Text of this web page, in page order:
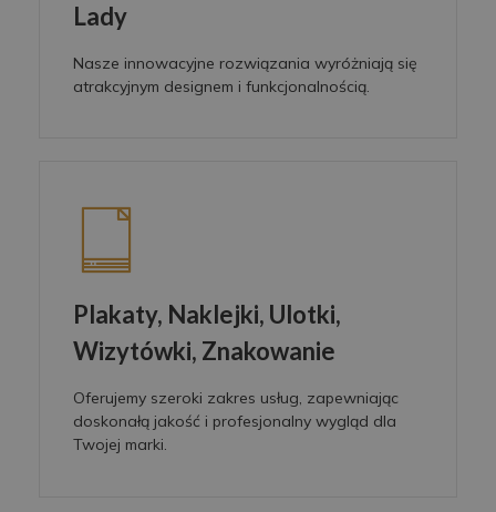
Lady
Nasze innowacyjne rozwiązania wyróżniają się
atrakcyjnym designem i funkcjonalnością.
Plakaty, Naklejki, Ulotki,
Wizytówki, Znakowanie
Oferujemy szeroki zakres usług, zapewniając
doskonałą jakość i profesjonalny wygląd dla
Twojej marki.